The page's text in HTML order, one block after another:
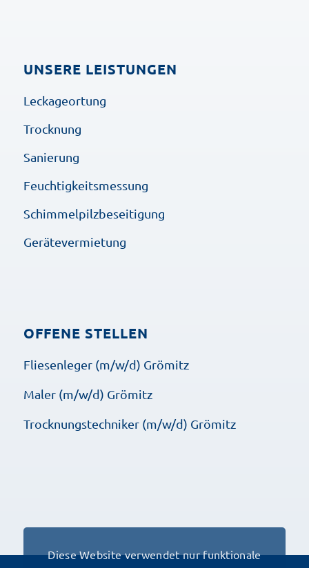
UNSERE LEISTUNGEN
Leckageortung
Trocknung
Sanierung
Feuchtigkeitsmessung
Schimmelpilzbeseitigung
Gerätevermietung
OFFENE STELLEN
Fliesenleger (m/w/d) Grömitz
Maler (m/w/d) Grömitz
Trocknungstechniker (m/w/d) Grömitz
Diese Website verwendet nur funktionale